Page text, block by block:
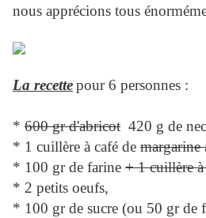
nous apprécions tous
La recettepour 6 personnes :
* 600 gr d'abricot 420 g de
* 1 cuillère à café de margarine
* 100 gr de farine + 1 cuillère
* 2 petits oeufs,
* 100 gr de sucre (ou 50 gr de